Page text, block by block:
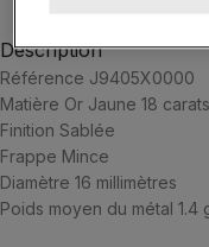
Description
Référence J9405X0000
Matière Or Jaune 18 carats
Finition Sablée
Frappe Mince
Diamètre 16 millimètres
Poids moyen du métal 1.4